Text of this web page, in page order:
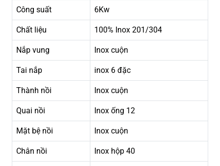
Công suất 6Kw
Chất liệu 100% Inox 201/304
Nắp vung Inox cuộn
Tai nắp inox 6 đặc
Thành nồi Inox cuộn
Quai nồi Inox ống 12
Mặt bệ nồi Inox cuộn
Chân nồi Inox hộp 40